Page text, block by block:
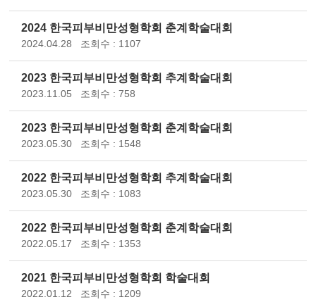
2024 한국피부비만성형학회 춘계학술대회
2024.04.28 조회수 : 1107
2023 한국피부비만성형학회 추계학술대회
2023.11.05 조회수 : 758
2023 한국피부비만성형학회 춘계학술대회
2023.05.30 조회수 : 1548
2022 한국피부비만성형학회 추계학술대회
2023.05.30 조회수 : 1083
2022 한국피부비만성형학회 춘계학술대회
2022.05.17 조회수 : 1353
2021 한국피부비만성형학회 학술대회
2022.01.12 조회수 : 1209